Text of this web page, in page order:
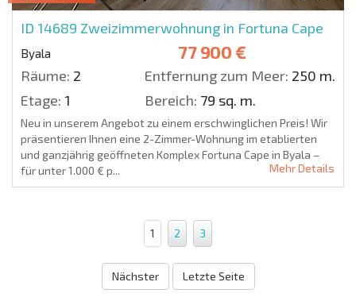
ID 14689 Zweizimmerwohnung in Fortuna Cape
Byala 77 900 €
Räume: 2 Entfernung zum Meer: 250 m.
Etage: 1 Bereich: 79 sq. m.
Neu in unserem Angebot zu einem erschwinglichen Preis! Wir
präsentieren Ihnen eine 2-Zimmer-Wohnung im etablierten
und ganzjährig geöffneten Komplex Fortuna Cape in Byala –
für unter 1.000 € p...
Mehr Details
1 2 3
Nächster Letzte Seite